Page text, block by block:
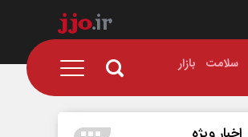
سلامت بازار